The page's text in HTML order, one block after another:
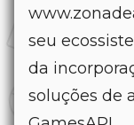
seu
da
soluções de